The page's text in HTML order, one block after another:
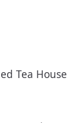
Tea House